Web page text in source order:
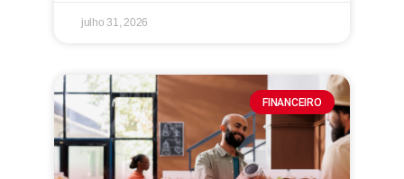
julho 31, 2026
FINANCEIRO